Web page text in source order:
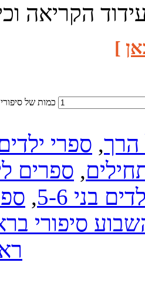
הקריאה
]
כמות של
הרך, ספרי
, ספרים
בני 5-6
,
סיפורי